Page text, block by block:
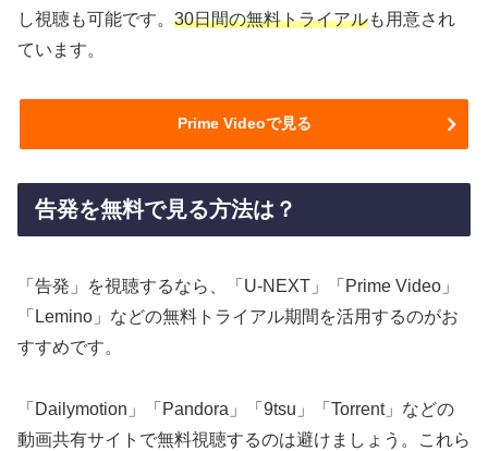
し視聴も可能です。 30日間の無料トライアルも用意され
ています。
Prime Videoで見る
告発を無料で見る方法は？
「告発」を視聴するなら、「U-NEXT」「Prime Video」
「Lemino」などの無料トライアル期間を活用するのがお
すすめです。
「Dailymotion」「Pandora」「9tsu」「Torrent」などの
動画共有サイトで無料視聴するのは避けましょう。これら